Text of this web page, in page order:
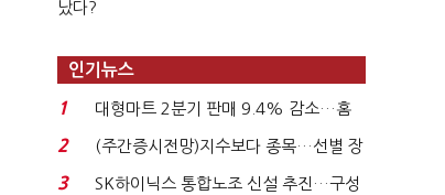
났다?
인기뉴스
1
대형마트 2분기 판매 9.4% 감소…홈
플러스 사태 여파...
2
(주간증시전망)지수보다 종목…선별 장
세 이어진다...
3
SK하이닉스 통합노조 신설 추진…구성